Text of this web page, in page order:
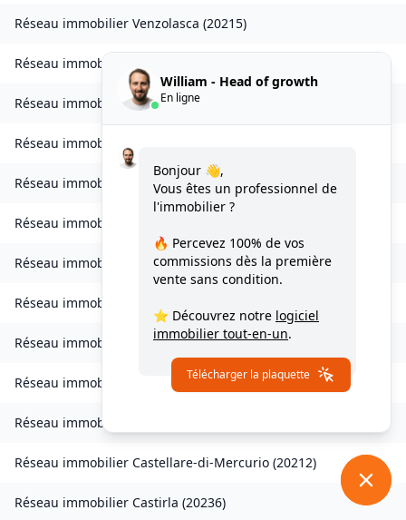
Réseau immobilier Venzolasca (20215)
Réseau immobilier
Réseau immobilierZilia(20214
Réseau immobilier
Réseau immobilier Ampriani(20272
Réseau immobilier
Réseau immobilier Borgo(20290)
Réseau immobilier
Réseau immobilier Campana(20229)
Réseau immobilier Canale-di-Verde (20230)
Réseau immobilier
Réseau immobilier Castellare-di-Mercurio (20212)
Réseau immobilier Castirla (20236)
William - Head of growth
En ligne
Bonjour 👋,
Vous êtes un professionnel de
l'immobilier ?
🔥 Percevez 100% de vos
commissions dès la première
vente sans condition.
⭐ Découvrez notre logiciel
immobilier tout-en-un.
Télécharger la plaquette